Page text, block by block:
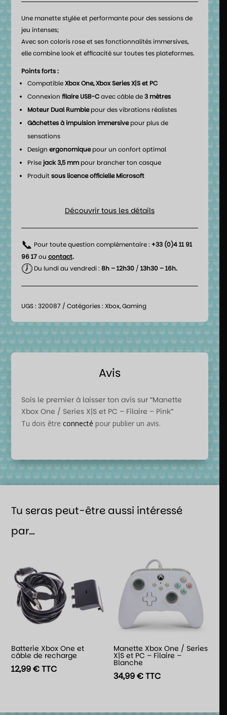
Une manette stylée et performante pour des sessions de
jeu intenses;
Avec son coloris rose et ses fonctionnalités immersives,
elle combine look et efficacité sur toutes tes plateformes.
Points forts :
CompatibleXbox One, Xbox Series X|S et PC
Connexion filaire USB-Cavec câble de3 mètres
Moteur Dual Rumblepour des vibrations réalistes
Gâchettes à impulsion immersivepour plus de
sensations
Design ergonomiquepour un confort optimal
Prisejack 3,5 mmpour brancher ton casque
Produit sous licence officielle Microsoft
Découvrir tous les détails
📞 Pour toute question complémentaire : +33 (0)4 11 91
96 17ou contact.
🕖Du lundi au vendredi : 8h – 12h30/ 13h30 – 16h.
UGS : 320087 Catégories : Xbox,Gaming
Avis
Sois le premier à laisser ton avis sur “Manette
Xbox One / Series X|S et PC – Filaire – Pink”
Tu dois être connecté pour publier un avis.
Tu seras peut-être aussi intéressé
par…
Batterie Xbox One et
câble de recharge
12,99€TTC
Manette Xbox One / Series
X|S et PC – Filaire –
Blanche
34,99€TTC